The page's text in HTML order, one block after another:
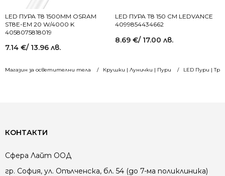
Магазин за осветителни тела Крушки | Лунички | Пури LED Пури |
LED ПУРА Т8 1500MM OSRAM
ST8E-EM 20 W/4000 K
4058075818019
7.14 €/ 13.96 лв.
LED ПУРА T8 150 СМ LEDVANCE
4099854434662
8.69 €/ 17.00 лв.
КОНТАКТИ
Сфера Лайт ООД
гр. София, ул. Опълченска, бл. 54 (до 7-ма поликлиника)